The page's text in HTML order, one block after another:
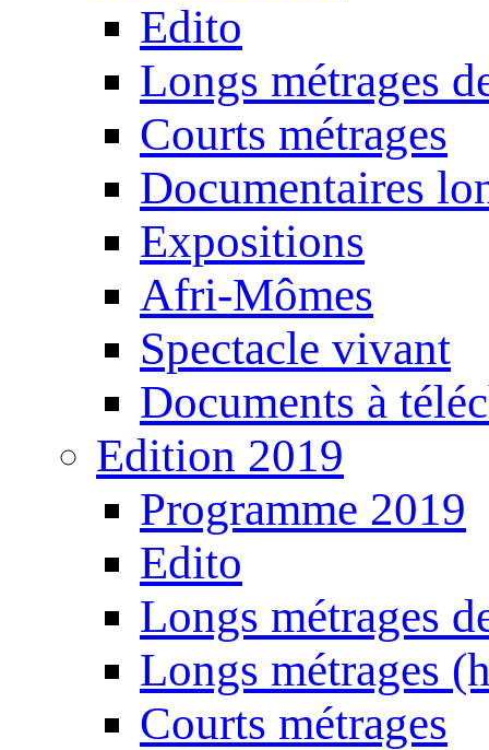
Edito
Longs métrages
Courts métrages
Documentaires
Expositions
Afri-Mômes
Spectacle vivant
Documents à
Edition 2019
Programme 2019
Edito
Longs métrages
Longs métrages
Courts métrages